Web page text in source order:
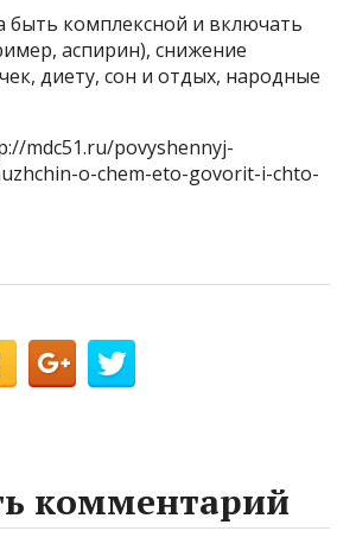
быть комплексной и включать
аспирин), снижение
диету, сон и отдых, народные
mdc51.ru/povyshennyj-
o-chem-eto-govorit-i-chto-
комментарий